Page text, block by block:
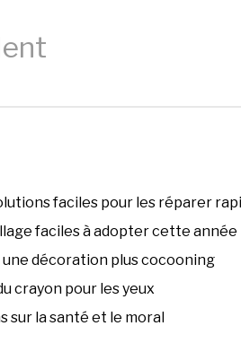
faciles pour les réparer
faciles à adopter cette année
décoration plus cocooning
crayon pour les yeux
sur la santé et le moral